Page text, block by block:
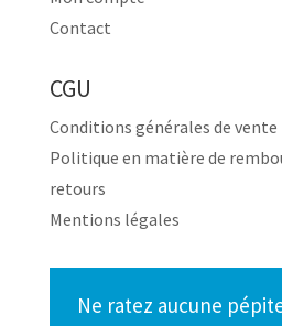
Contact
CGU
Conditions générales de vente
Politique en matière de
retours
Mentions légales
Ne ratez aucune